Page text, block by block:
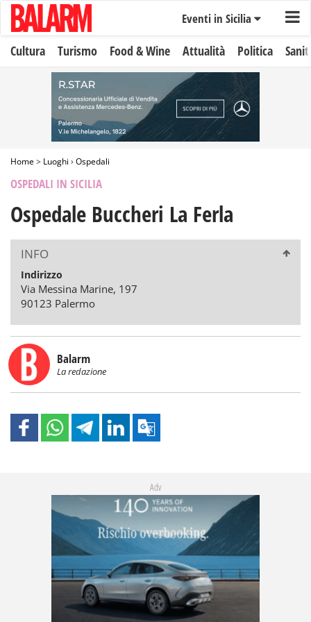
Eventi in Sicilia
Cultura Turismo Food & Wine Attualità Politica
Home> Luoghi › Ospedali
OSPEDALI IN SICILIA
Ospedale Buccheri La Ferla
INFO
Indirizzo
Via Messina Marine, 197
90123 Palermo
Balarm
La redazione
Adv